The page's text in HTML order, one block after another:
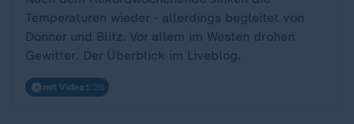
Temperaturen wieder - allerdings begleitet von
Donner und Blitz. Vor allem im Westen drohen
Gewitter. Der Überblick im Liveblog.
mit Video 1:26